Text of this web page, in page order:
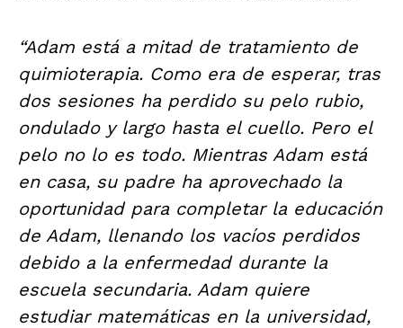
“Adam está a mitad de tratamiento de
quimioterapia. Como era de esperar, tras
dos sesiones ha perdido su pelo rubio,
ondulado y largo hasta el cuello. Pero el
pelo no lo es todo. Mientras Adam está
en casa, su padre ha aprovechado la
oportunidad para completar la educación
de Adam, llenando los vacíos perdidos
debido a la enfermedad durante la
escuela secundaria. Adam quiere
estudiar matemáticas en la universidad,